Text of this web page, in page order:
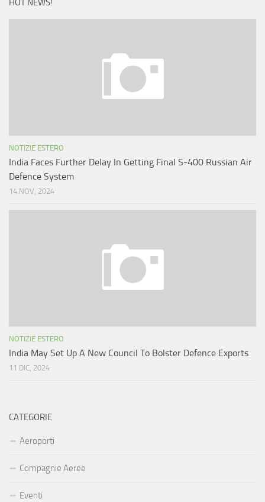
HOT NEWS!
NOTIZIE ESTERO
India Faces Further Delay In Getting Final S-400 Russian Air
Defence System
14 NOV, 2024
NOTIZIE ESTERO
India May Set Up A New Council To Bolster Defence Exports
11 DIC, 2024
CATEGORIE
Aeroporti
Compagnie Aeree
Eventi